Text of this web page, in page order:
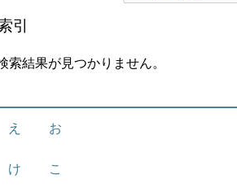
引
索結果が見つかりません。
え お
け こ